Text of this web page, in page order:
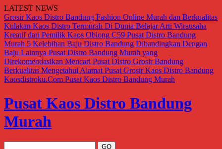
LATEST NEWS
Grosir Kaos Distro Bandung Fashion Online Murah dan Berkualitas
Kulakan Kaos Distro Termurah Di Dunia Belajar Arti Wirausaha
Kreatif dari Pemilik Kaos Oblong C59 Pusat Distro Bandung
Murah 5 Kelebihan Baju Distro Bandung Dibandingkan Dengan
Baju Lainnya Pusat Distro Bandung Murah yang
Direkomendasikan Mencari Pusat Distro Grosir Bandung
Berkualitas Mengetahui Alamat Pusat Grosir Kaos Distro Bandung
Kaosdistroku.Com Pusat Kaos Distro Bandung Murah
Pusat Kaos Distro Bandung
Murah